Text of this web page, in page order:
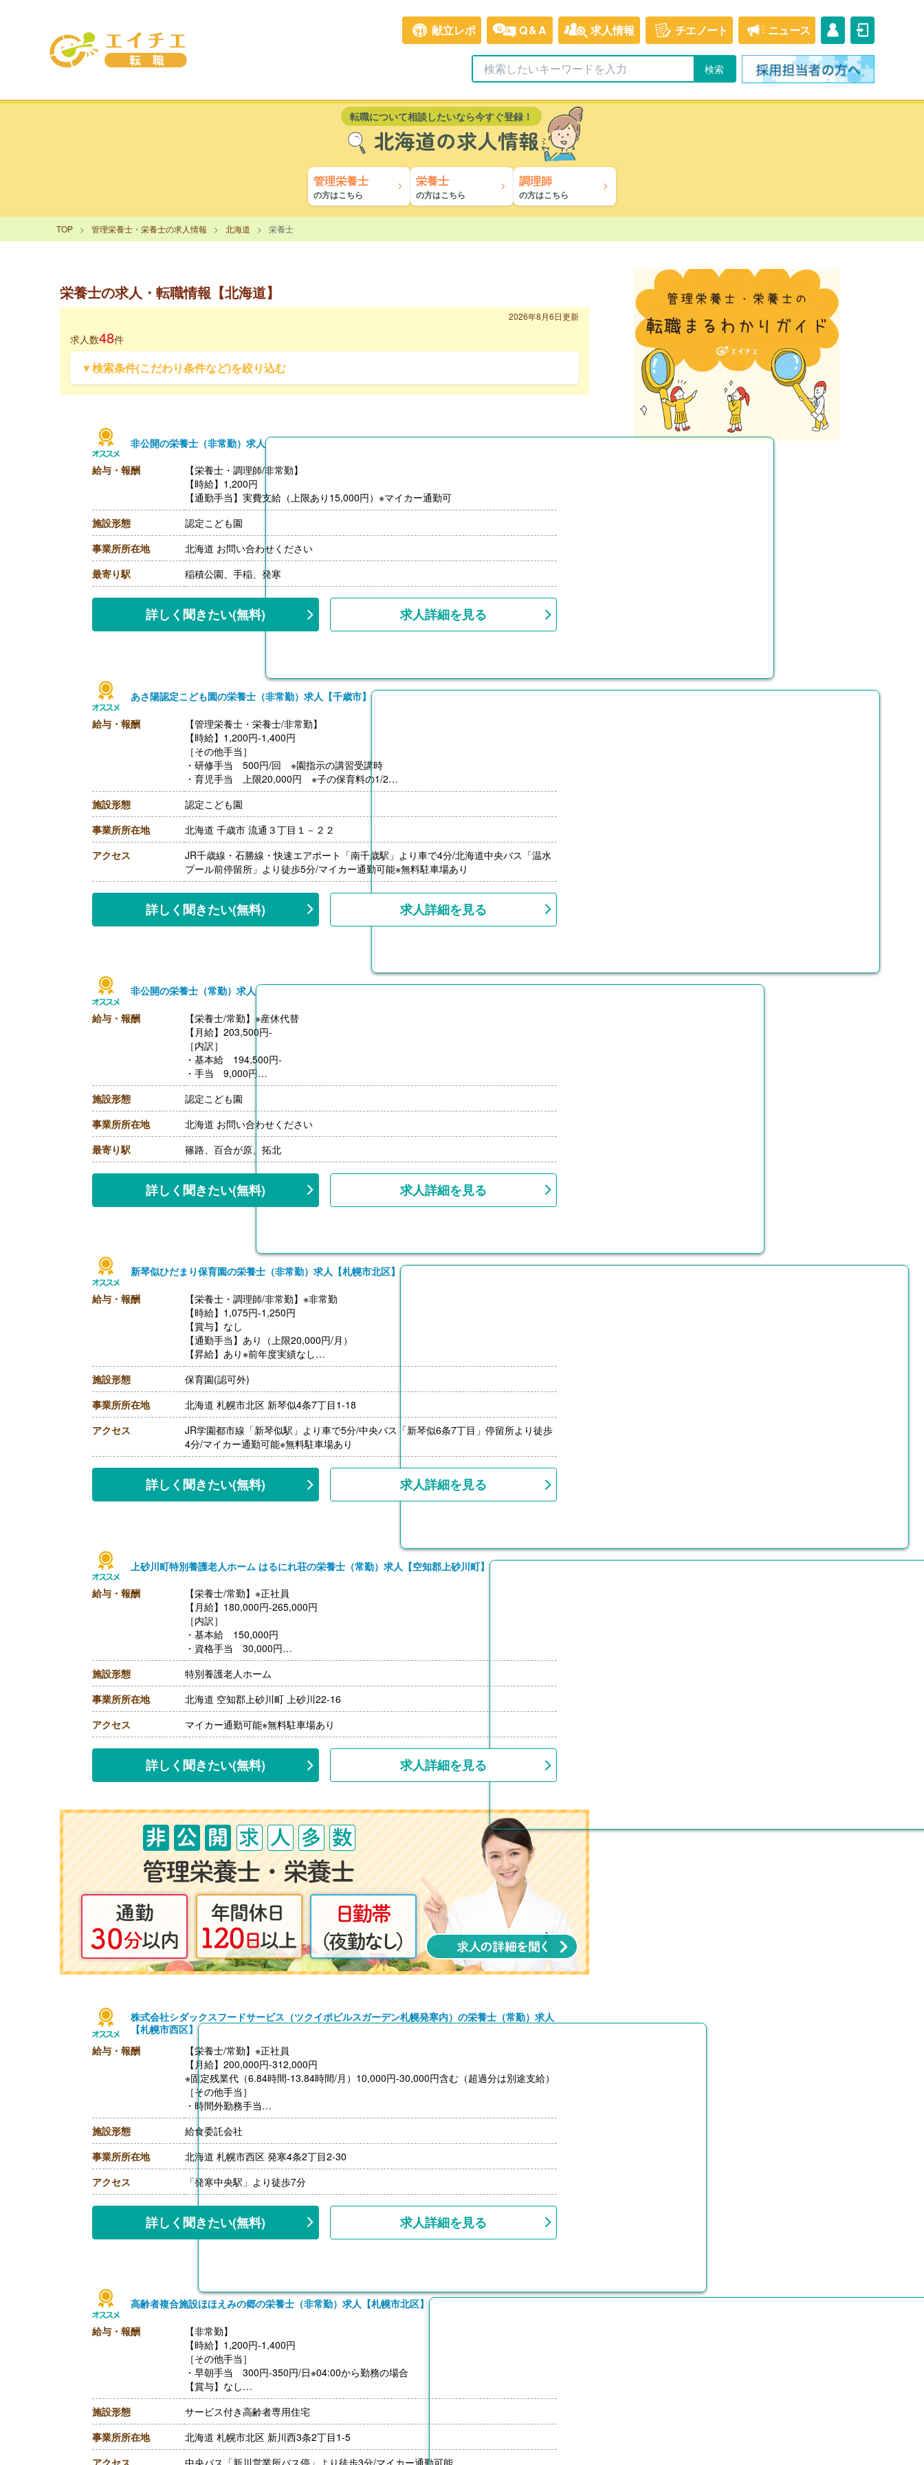
献立レポ Q&A 求人情報 チエノート ニュース
転職について相談したいなら今すぐ登録！
北海道の求人情報
管理栄養士
の方はこちら
栄養士
の方はこちら
調理師
の方はこちら
TOP 管理栄養士・栄養士の求人情報 北海道 栄養士
栄養士の求人・転職情報【北海道】
2026年8月6日更新
求人数48件
▼検索条件(こだわり条件など)を絞り込む
非公開の栄養士（非常勤）求人
給与・報酬
【栄養士・調理師/非常勤】
【時給】1,200円
【通勤手当】実費支給（上限あり15,000円）※マイカー通勤可
施設形態
認定こども園
事業所所在地
北海道 お問い合わせください
最寄り駅
稲積公園、手稲、発寒
詳しく聞きたい(無料) 求人詳細を見る
あさ陽認定こども園の栄養士（非常勤）求人【千歳市】
給与・報酬
【管理栄養士・栄養士/非常勤】
【時給】1,200円-1,400円
［その他手当］
・研修手当 500円/回 ※園指示の講習受講時
・育児手当 上限20,000円 ※子の保育料の1/2
・キャリアアップ手当 研修受講し修了で1科目1,000円アップ
【賞与】なし
【通勤手当】あり（上限なし）
【昇給】あり ※前年度実績なし
【退職金】なし
施設形態
認定こども園
事業所所在地
北海道 千歳市 流通３丁目１－２２
アクセス
JR千歳線・石勝線・快速エアポート「南千歳駅」より車で4分/北海道中央バス「温水
プール前停留所」より徒歩5分/マイカー通勤可能※無料駐車場あり
詳しく聞きたい(無料) 求人詳細を見る
非公開の栄養士（常勤）求人
給与・報酬
【栄養士/常勤】※産休代替
【月給】203,500円-
［内訳］
・基本給 194,500円-
・手当 9,000円
［その他手当］
・諸手当
【賞与】なし
【通勤手当】あり
【昇給】なし
【退職金】なし
施設形態
認定こども園
事業所所在地
北海道 お問い合わせください
最寄り駅
篠路、百合が原、拓北
詳しく聞きたい(無料) 求人詳細を見る
新琴似ひだまり保育園の栄養士（非常勤）求人【札幌市北区】
給与・報酬
【栄養士・調理師/非常勤】※非常勤
【時給】1,075円-1,250円
【賞与】なし
【通勤手当】あり（上限20,000円/月）
【昇給】あり※前年度実績なし
【退職金】なし
施設形態
保育園(認可外)
事業所所在地
北海道 札幌市北区 新琴似4条7丁目1-18
アクセス
JR学園都市線「新琴似駅」より車で5分/中央バス「新琴似6条7丁目」停留所より徒歩
4分/マイカー通勤可能※無料駐車場あり
詳しく聞きたい(無料) 求人詳細を見る
上砂川町特別養護老人ホーム はるにれ荘の栄養士（常勤）求人【空知郡上砂川町】
給与・報酬
【栄養士/常勤】※正社員
【月給】180,000円-265,000円
［内訳］
・基本給 150,000円
・資格手当 30,000円
・職務手当 0円-40,000円
・職能手当 0円-45,000円
※職務手当,職能手当は当社査定表による
【賞与】年2回（計2.00ヶ月分）※前年度実績
【通勤手当】あり（上限31,600円/月）
【昇給】なし
施設形態
特別養護老人ホーム
事業所所在地
北海道 空知郡上砂川町 上砂川22-16
アクセス
マイカー通勤可能※無料駐車場あり
詳しく聞きたい(無料) 求人詳細を見る
株式会社シダックスフードサービス（ツクイポピルスガーデン札幌発寒内）の栄養士（常勤）求人
【札幌市西区】
給与・報酬
【栄養士/常勤】※正社員
【月給】200,000円-312,000円
※固定残業代（6.84時間-13.84時間/月）10,000円-30,000円含む（超過分は別途支給）
［その他手当］
・時間外勤務手当
・休日勤務手当
・深夜勤務手当（22:00-翌05:00）
・休業手当
【賞与】年2回
【通勤手当】あり（上限なし）※片道2km以上
【昇給】あり（年1回）
【栄養士/常勤】※契約社員
【時給】1,300円-1,500円
［その他手当］
・深夜勤務手当（22:00-翌05:00）
【通勤手当】あり（上限なし）※片道2km以上
施設形態
給食委託会社
事業所所在地
北海道 札幌市西区 発寒4条2丁目2-30
アクセス
「発寒中央駅」より徒歩7分
詳しく聞きたい(無料) 求人詳細を見る
高齢者複合施設ほほえみの郷の栄養士（非常勤）求人【札幌市北区】
給与・報酬
【非常勤】
【時給】1,200円-1,400円
［その他手当］
・早朝手当 300円-350円/日※04:00から勤務の場合
【賞与】なし
【通勤手当】あり（上限190円/日）
【昇給】なし
【退職金】なし
施設形態
サービス付き高齢者専用住宅
事業所所在地
北海道 札幌市北区 新川西3条2丁目1-5
アクセス
中央バス「新川営業所バス停」より徒歩3分/マイカー通勤可能